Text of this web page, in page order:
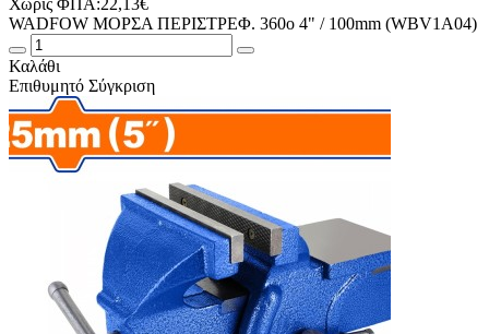
Χωρίς ΦΠΑ:22,13€
WADFOW ΜΟΡΣΑ ΠΕΡΙΣΤΡΕΦ. 360o 4" / 100mm (WBV1A04)
Καλάθι
Επιθυμητό Σύγκριση